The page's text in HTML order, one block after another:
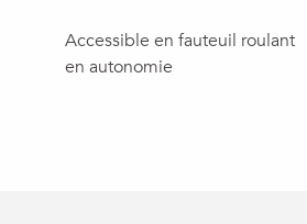
Accessible en fauteuil roulant
en autonomie